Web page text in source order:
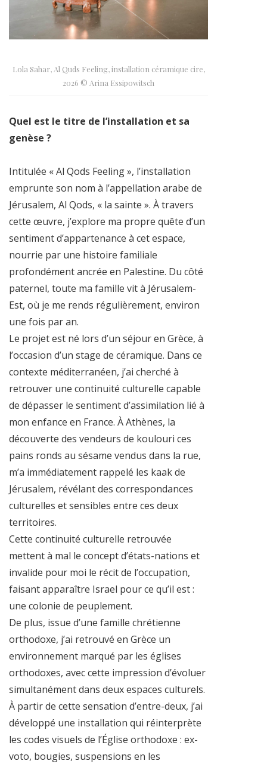
Lola Sahar, Al Quds Feeling, installation céramique cire,
2026 © Arina Essipowitsch
Quel est le titre de l’installation et sa
genèse ?
Intitulée « Al Qods Feeling », l’installation
emprunte son nom à l’appellation arabe de
Jérusalem, Al Qods, « la sainte ». À travers
cette œuvre, j’explore ma propre quête d’un
sentiment d’appartenance à cet espace,
nourrie par une histoire familiale
profondément ancrée en Palestine. Du côté
paternel, toute ma famille vit à Jérusalem-
Est, où je me rends régulièrement, environ
une fois par an.
Le projet est né lors d’un séjour en Grèce, à
l’occasion d’un stage de céramique. Dans ce
contexte méditerranéen, j’ai cherché à
retrouver une continuité culturelle capable
de dépasser le sentiment d’assimilation lié à
mon enfance en France. À Athènes, la
découverte des vendeurs de koulouri ces
pains ronds au sésame vendus dans la rue,
m’a immédiatement rappelé les kaak de
Jérusalem, révélant des correspondances
culturelles et sensibles entre ces deux
territoires.
Cette continuité culturelle retrouvée
mettent à mal le concept d’états-nations et
invalide pour moi le récit de l’occupation,
faisant apparaître Israel pour ce qu’il est :
une colonie de peuplement.
De plus, issue d’une famille chrétienne
orthodoxe, j’ai retrouvé en Grèce un
environnement marqué par les églises
orthodoxes, avec cette impression d’évoluer
simultanément dans deux espaces culturels.
À partir de cette sensation d’entre-deux, j’ai
développé une installation qui réinterprète
les codes visuels de l’Église orthodoxe : ex-
voto, bougies, suspensions en les